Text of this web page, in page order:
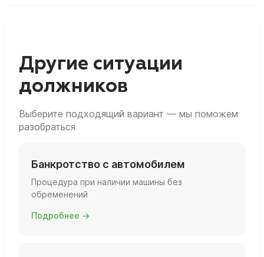
Другие ситуации
должников
Выберите подходящий вариант — мы поможем
разобраться
Банкротство с автомобилем
Процедура при наличии машины без
обременений
Подробнее →